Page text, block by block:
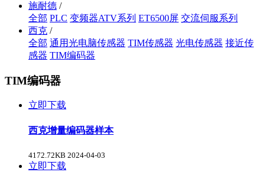
施耐德 /
全部 PLC 变频器ATV系列 ET6500屏 交流伺服系列
西克 /
全部 通用光电脑传感器 TIM传感器 光电传感器 接近传
感器 TIM编码器
TIM编码器
立即下载
西克增量编码器样本
4172.72KB 2024-04-03
立即下载